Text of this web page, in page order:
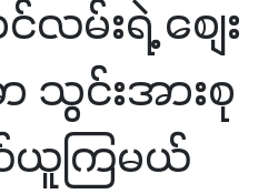
လမ်းရဲ့ စျေး
သွင်းအားစု
ယူကြမယ်